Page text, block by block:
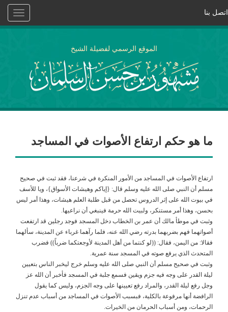
Toggle
اتصل بنا
الموقع الرسمي لفضيلة الشيخ
ما هو حكم ارتفاع الأصوات في المساجد
ارتفاع الأصوات في المساجد من الأمور المنكرة في شرعنا، فقد ثبت في صحيح
مسلم أن النبي صلى الله عليه وسلم قال: {إياكم وهيشات الأسواق}، ويا للأسف
في بيوت الله على إثر الدروس تحصل من قبل طلبة العلم هيشات، وهذا أمر ليس
بحسن، وهذا أمر مستنكر، ولبيت الله حرمة فينبغي أن نراعيها.
وثبت في موطأ مالك أن عمر بن الخطاب دخل المسجد فوجد رجلين قد ارتفعت
أصواتهما فهم بضربهما بدرته رضي الله عنه، فلما رآهما غرباء عن المدينة، سألهما
فقالا: من اليمن، فقال: ((لو كنتما من أهل المدينة لأوجعتكما ضرباً)) فضرب
المتحدث الذي يرفع صوته في المسجد سنة عمرية.
وثبت في صحيح مسلم أن النبي صلى الله عليه وسلم خرج ليخبر الناس بتعيين
ليلة القدر على وجه فيه جزم ويقين فسمع جلبة في المسجد فأخبر أن الله عز
وجل رفع ليلة القدر، والمراد رفع تعيينها على وجه الجزم، وليس كما يقول
الرافضة أنها مرفوعة بالكلية، فبسبب الأصوات في المساجد من أسباب عدم تنزل
الرحمات، ومن أسباب الحرمان من الخيرات.